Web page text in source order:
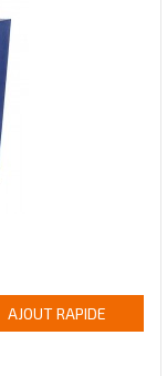
AJOUT RAPIDE